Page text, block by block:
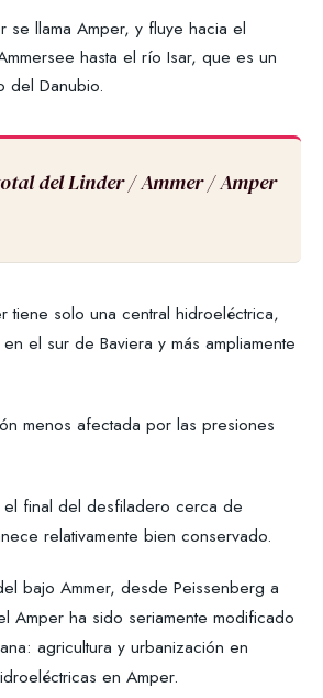
se llama Amper, y fluye hacia el
hasta el río Isar, que es un
del Danubio.
del Linder / Ammer / Amper
tiene solo una central hidroeléctrica,
el sur de Baviera y más ampliamente
menos afectada por las presiones
el final del desfiladero cerca de
relativamente bien conservado.
bajo Ammer, desde Peissenberg a
Amper ha sido seriamente modificado
agricultura y urbanización en
en Amper.